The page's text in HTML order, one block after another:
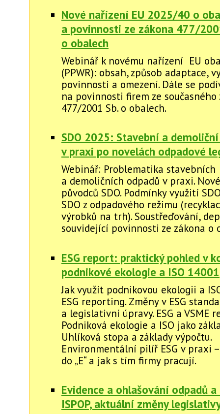
Nové nařízení EU 2025/40 o
a povinnosti ze zákona 477/
o obalech
Webinář k novému nařízení EU
(PPWR): obsah, způsob adaptace,
povinnosti a omezení. Dále se
na povinnosti firem ze současného
477/2001 Sb. o obalech.
SDO 2025: Stavební a
v praxi po novelách odpadové
Webinář: Problematika stavebních
a demoličních odpadů v praxi.
původců SDO. Podmínky využití
SDO z odpadového režimu
výrobků na trh). Soustřeďování,
souvidející povinnosti ze zákona o
ESG report: praktický pohled v
podnikové ekologie a ISO 14001
Jak využít podnikovou ekologii a
ESG reporting. Změny v ESG
a legislativní úpravy. ESG a VSME
Podniková ekologie a ISO jako
Uhlíková stopa a základy výpočtu.
Environmentální pilíř ESG v praxi
do „E“ a jak s tím firmy pracují.
Evidence a ohlašování odpadů
ISPOP, aktuální změny